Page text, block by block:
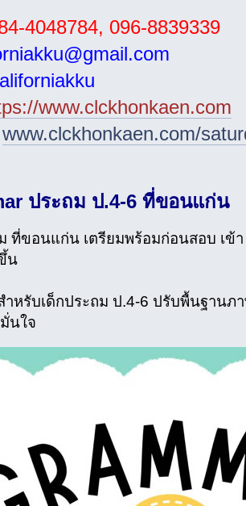
4048784, 096-8839339
www.clckhonkaen.com
www.clckhonkaen.com/
ประถม ป.4-6 ที่ขอนแก่น
ที่ขอนแก่น เตรียมพร้อมก่อนสอบ เข้
น
ำหรับเด็กประถม ป.4-6 ปรับพื้นฐาน
นใจ